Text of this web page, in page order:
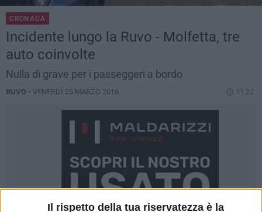
Il rispetto della tua riservatezza è la
CRONACA
Incidente lungo la Ruvo - Molfetta, tre
auto coinvolte
Nulla di grave per i passeggeri a bordo
RUVO - VENERDÌ 25 MARZO 2016 11.22